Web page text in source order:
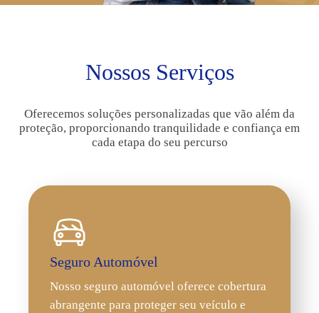
Nossos Serviços
Oferecemos soluções personalizadas que vão além da
proteção, proporcionando tranquilidade e confiança em
cada etapa do seu percurso
Seguro Automóvel
Nosso seguro automóvel oferece cobertura
abrangente para proteger seu veículo e